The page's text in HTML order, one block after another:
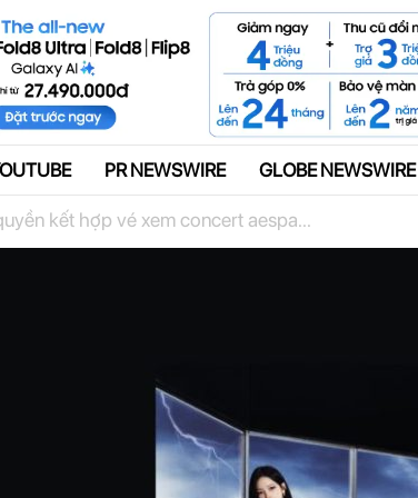
Quảng cáo
PR NEWSWIRE GLOBE NEWSWIRE
kết hợp vé xem concert aespa...